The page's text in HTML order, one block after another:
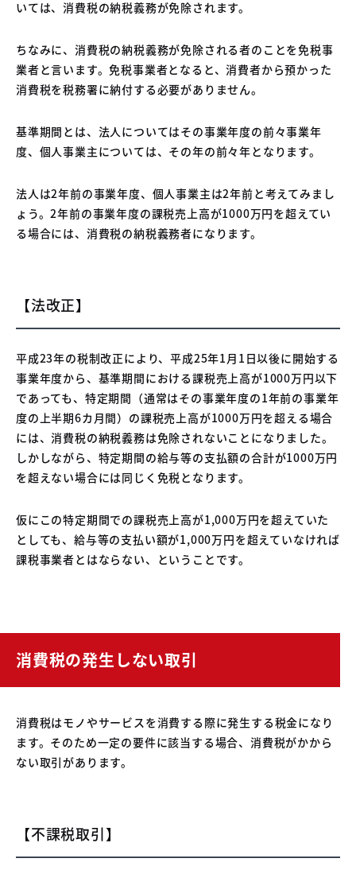
いては、消費税の納税義務が免除されます。
ちなみに、消費税の納税義務が免除される者のことを免税事
業者と言います。免税事業者となると、消費者から預かった
消費税を税務署に納付する必要がありません。
基準期間とは、法人についてはその事業年度の前々事業年
度、個人事業主については、その年の前々年となります。
法人は2年前の事業年度、個人事業主は2年前と考えてみまし
ょう。2年前の事業年度の課税売上高が1000万円を超えてい
る場合には、消費税の納税義務者になります。
【法改正】
平成23年の税制改正により、平成25年1月1日以後に開始する
事業年度から、基準期間における課税売上高が1000万円以下
であっても、特定期間（通常はその事業年度の1年前の事業年
度の上半期6カ月間）の課税売上高が1000万円を超える場合
には、消費税の納税義務は免除されないことになりました。
しかしながら、特定期間の給与等の支払額の合計が1000万円
を超えない場合には同じく免税となります。
仮にこの特定期間での課税売上高が1,000万円を超えていた
としても、給与等の支払い額が1,000万円を超えていなければ
課税事業者とはならない、ということです。
消費税の発生しない取引
消費税はモノやサービスを消費する際に発生する税金になり
ます。そのため一定の要件に該当する場合、消費税がかから
ない取引があります。
【不課税取引】